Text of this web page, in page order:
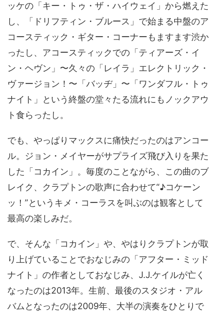
ッケの「キー・トゥ・ザ・ハイウェイ」から燃えた
し、「ドリフティン・ブルース」で始まる中盤のア
コースティック・ギター・コーナーもますます渋か
ったし、アコースティックでの「ティアーズ・イ
ン・ヘヴン」〜久々の「レイラ」エレクトリック・
ヴァージョン！〜「バッヂ」〜「ワンダフル・トゥ
ナイト」という終盤の堂々たる流れにもノックアウ
ト食らったし。
でも、やっぱりマックスに痛快だったのはアンコー
ル。ジョン・メイヤーがサプライズ飛び入りを果た
した「コカイン」。毎度のことながら、この曲のブ
レイク、クラプトンの歌声に合わせて“♪コケーン
ッ！”というキメ・コーラスを叫ぶのは観客として
最高の楽しみだ。
で、そんな「コカイン」や、やはりクラプトンが取
り上げていることでおなじみの「アフター・ミッド
ナイト」の作者としておなじみ、J.J.ケイルが亡く
なったのは2013年。生前、最後のスタジオ・アル
バムとなったのは2009年、大半の演奏をひとりで